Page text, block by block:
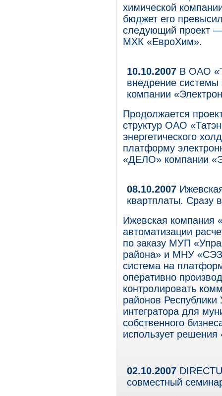
химической
бюджет его
следующий проект —
МХК «ЕвроХим».
10.10.2007 В ОАО
внедрение
компании
Продолжается
структур ОАО
энергетического
платформу
«ДЕЛО» компании
08.10.2007
квартплаты. Сразу
Ижевская компания
автоматизации
по заказу МУП
района» и МНУ «СЭЗ
система на
оперативно
контролировать
районов
интегратора для
собственного
использует решения
02.10.2007
совместный